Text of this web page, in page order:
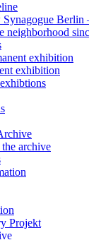
Synagogue Berlin
neighborhood
exhibition
exhibition
archive
Projekt